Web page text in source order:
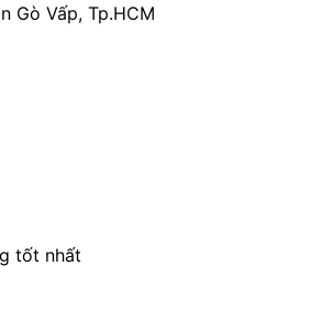
Gò Vấp, Tp.HCM
tốt nhất